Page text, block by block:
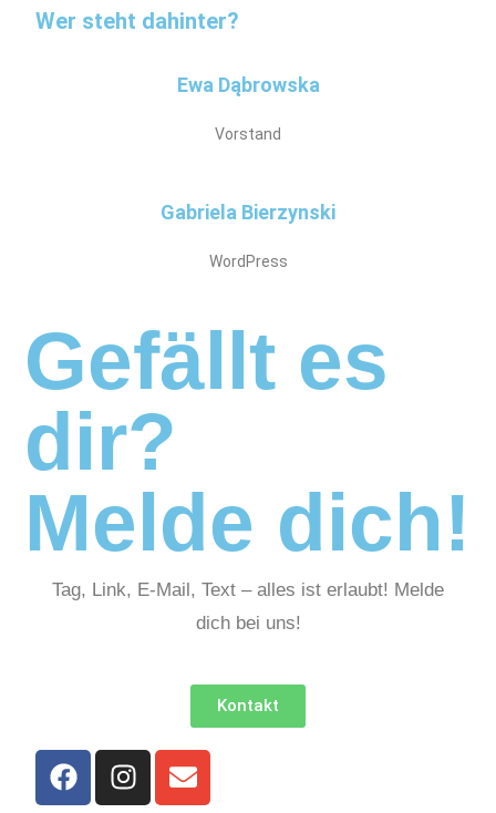
Wer steht dahinter?
Ewa Dąbrowska
Vorstand
Gabriela Bierzynski
WordPress
Gefällt es
dir?
Melde dich!
Tag, Link, E-Mail, Text – alles ist erlaubt! Melde
dich bei uns!
Kontakt